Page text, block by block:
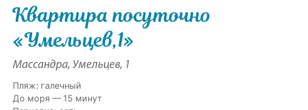
Квартира посуточно
«Умельцев,1»
Массандра, Умельцев, 1
Пляж: галечный
До моря — 15 минут